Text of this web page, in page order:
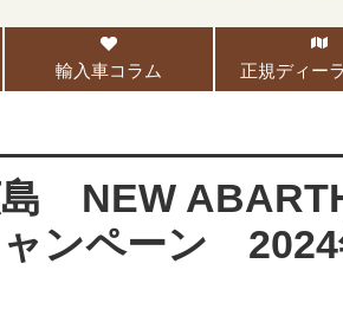
輸入車コラム 正規ディー
NEW
ンペーン 2024